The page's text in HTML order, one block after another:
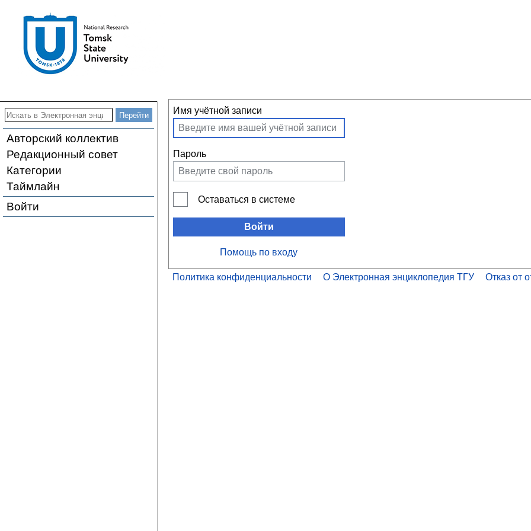
Авторский коллектив
Редакционный совет
Категории
Таймлайн
Войти
Имя учётной записи
Пароль
Оставаться в системе
Войти
Помощь по входу
Политика конфиденциальности О Электронная энциклопедия ТГУ Отказ от